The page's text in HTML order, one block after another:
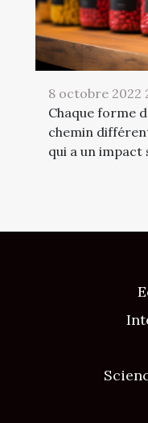
8 octobre 2022
Chaque forme
chemin
qui a un impact